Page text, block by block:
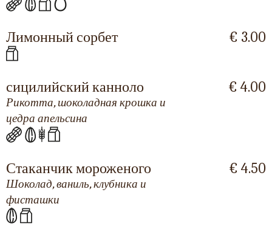
Лимонный сорбет € 3.00
сицилийский канноло
Рикотта, шоколадная крошка и
цедра апельсина
€ 4.00
Стаканчик мороженого
Шоколад, ваниль, клубника и
фисташки
€ 4.50